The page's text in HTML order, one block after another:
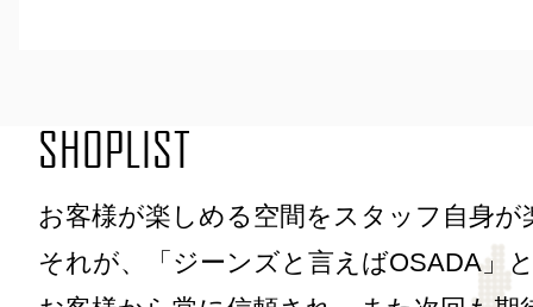
SHOPLIST
お客様が楽しめる空間をスタッフ自身が
それが、「ジーンズと言えばOSADA」